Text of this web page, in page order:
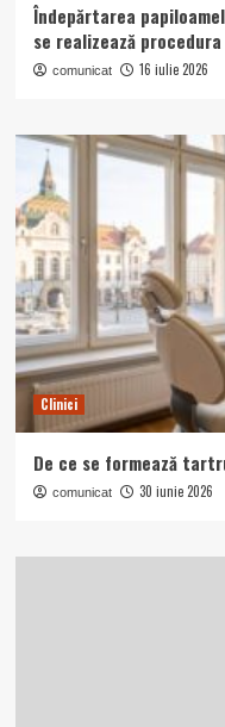
Îndepărtarea
se realizează procedura
comunicat 16 iulie 2026
Clinici
De ce se formează
comunicat 30 iunie 2026